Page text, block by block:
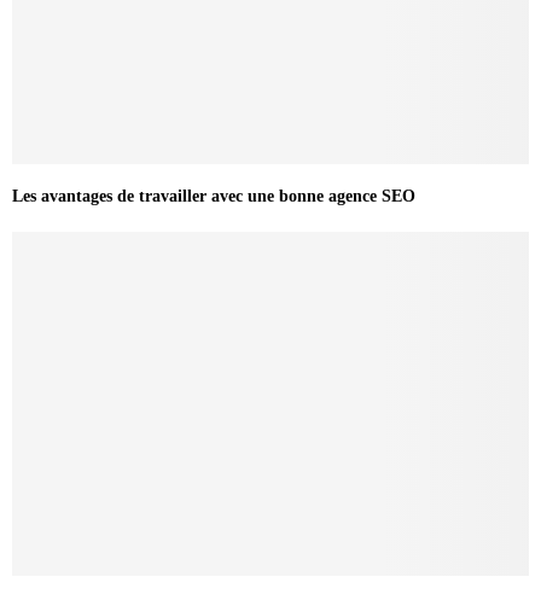
Les avantages de travailler avec une bonne agence SEO